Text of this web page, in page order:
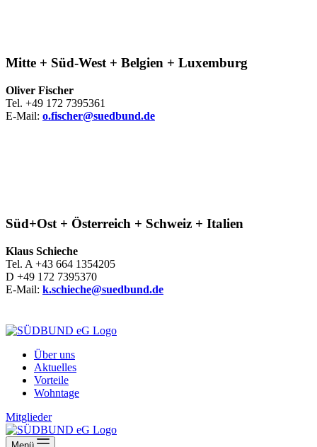
Mitte + Süd-West + Belgien + Luxemburg
Oliver Fischer
Tel. +49 172 7395361
E-Mail: o.fischer@suedbund.de
Süd+Ost + Österreich + Schweiz + Italien
Klaus Schieche
Tel. A +43 664 1354205
D +49 172 7395370
E-Mail: k.schieche@suedbund.de
Über uns
Aktuelles
Vorteile
Wohntage
Mitglieder